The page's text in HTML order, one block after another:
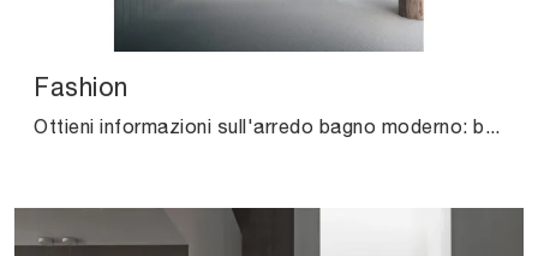
Fashion
Ottieni informazioni sull'arredo bagno moderno: box doccia in vetro come il modello Fashion di Agha ti aspettano.